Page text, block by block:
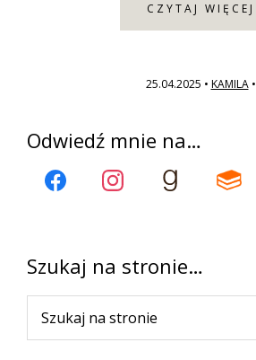
CZYTAJ WIĘCEJ
25.04.2025 • KAMILA•
Pierwszy
panel
boczny
Odwiedź mnie na…
Szukaj na stronie…
na